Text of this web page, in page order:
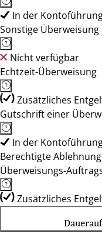
In der
Sonstige Überweisung
Nicht verfügbar
Echtzeit-Überweisung
Zusätzliches
Gutschrift einer
In der
Berechtigte
Überweisungs-
Zusätzliches